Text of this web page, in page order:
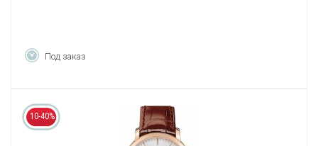
Под заказ
10-40%